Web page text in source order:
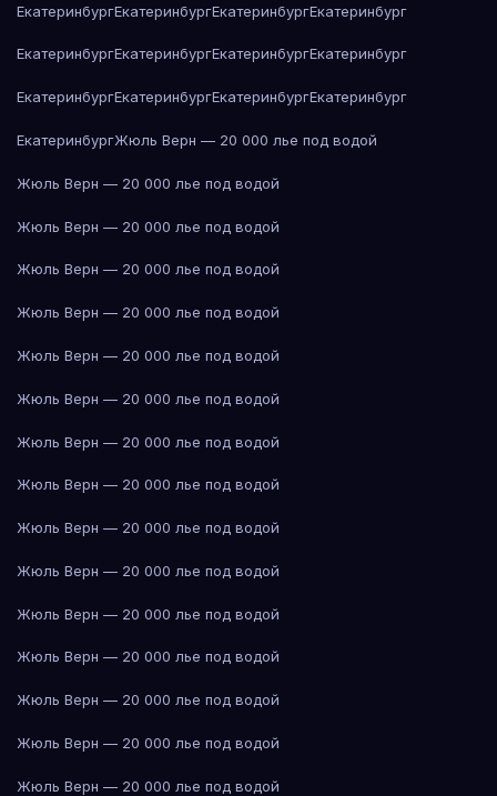
ЕкатеринбургЕкатеринбургЕкатеринбургЕкатеринбург
ЕкатеринбургЕкатеринбургЕкатеринбургЕкатеринбург
ЕкатеринбургЕкатеринбургЕкатеринбургЕкатеринбург
ЕкатеринбургЖюль Верн — 20 000 лье под водой
Жюль Верн — 20 000 лье под водой
Жюль Верн — 20 000 лье под водой
Жюль Верн — 20 000 лье под водой
Жюль Верн — 20 000 лье под водой
Жюль Верн — 20 000 лье под водой
Жюль Верн — 20 000 лье под водой
Жюль Верн — 20 000 лье под водой
Жюль Верн — 20 000 лье под водой
Жюль Верн — 20 000 лье под водой
Жюль Верн — 20 000 лье под водой
Жюль Верн — 20 000 лье под водой
Жюль Верн — 20 000 лье под водой
Жюль Верн — 20 000 лье под водой
Жюль Верн — 20 000 лье под водой
Жюль Верн — 20 000 лье под водой